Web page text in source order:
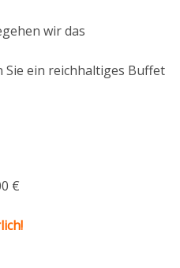
wir das
Sie ein reichhaltiges Buffet
€